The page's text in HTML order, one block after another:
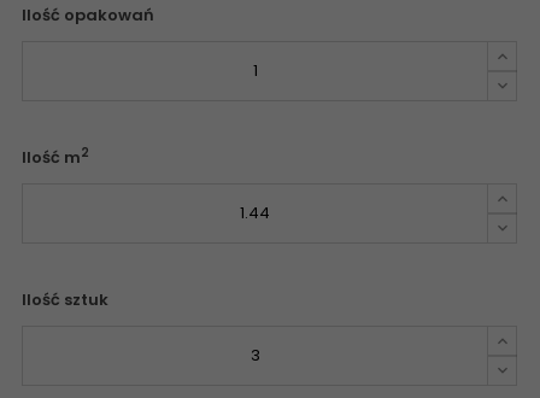
Ilość opakowań
Ilość m2
Ilość sztuk